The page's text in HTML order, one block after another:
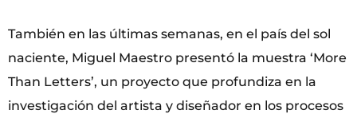
También en las últimas semanas, en el país del sol
naciente, Miguel Maestro presentó la muestra ‘More
Than Letters’, un proyecto que profundiza en la
investigación del artista y diseñador en los procesos